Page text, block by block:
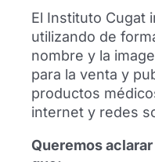
deportiva en el
El Instituto Cugat
utilizando de
nombre y la
para la venta y
productos
internet y redes
Queremos